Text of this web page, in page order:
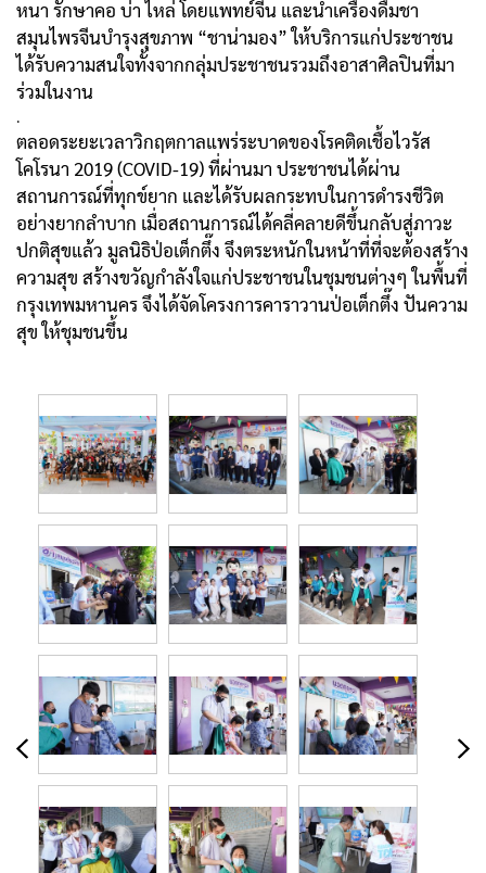
หนา รักษาคอ บ่า ไหล่ โดยแพทย์จีน และนำเครื่องดื่มชา
สมุนไพรจีนบำรุงสุขภาพ “ชาน่ามอง” ให้บริการแก่ประชาชน
ได้รับความสนใจทั้งจากกลุ่มประชาชนรวมถึงอาสาศิลปินที่มา
ร่วมในงาน
.
ตลอดระยะเวลาวิกฤตกาลแพร่ระบาดของโรคติดเชื้อไวรัส
โคโรนา 2019 (COVID-19) ที่ผ่านมา ประชาชนได้ผ่าน
สถานการณ์ที่ทุกข์ยาก และได้รับผลกระทบในการดำรงชีวิต
อย่างยากลำบาก เมื่อสถานการณ์ได้คลี่คลายดีขึ้นกลับสู่ภาวะ
ปกติสุขแล้ว มูลนิธิป่อเต็กตึ๊ง จึงตระหนักในหน้าที่ที่จะต้องสร้าง
ความสุข สร้างขวัญกำลังใจแก่ประชาชนในชุมชนต่างๆ ในพื้นที่
กรุงเทพมหานคร จึงได้จัดโครงการคาราวานป่อเต็กตึ๊ง ปันความ
สุข ให้ชุมชนขึ้น